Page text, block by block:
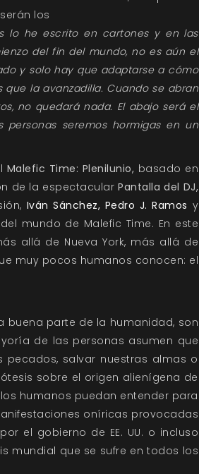
los
lo he escrito en cartones y en las
del fin del mundo, no es aún el
y solo hay que adaptarse a cómo
la avanzadilla. Cuando se abran
no quedará nada. El abajo será el
seremos hormigas en un
Malefic Time: Plenilunio, basado en
de la espectacularPantalla del DJ,
Iván Sánchez, Pedro J. Ramos y
mundo de Malefic Time. En este
allá de Nueva York, más allá de
muy pocos humanos conocen: el
buena parte de la humanidad, son
de las personas asumen que
salvar nuestras almas o
sobre el origen alienígena de
humanos puedan entender para
oníricas provocadas
el gobierno de EE. UU. o incluso
mundial que se sufre en todos los